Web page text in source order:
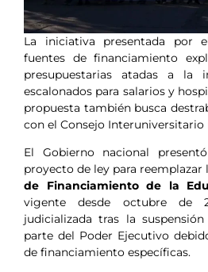
La iniciativa presentada por
fuentes de financiamiento
presupuestarias atadas a la
escalonados para salarios y
propuesta también busca
con el Consejo Interuniversitario
El Gobierno nacional
proyecto de ley para reemplazar
de Financiamiento de la
vigente desde octubre de
judicializada tras la
parte del Poder Ejecutivo
de financiamiento específicas.